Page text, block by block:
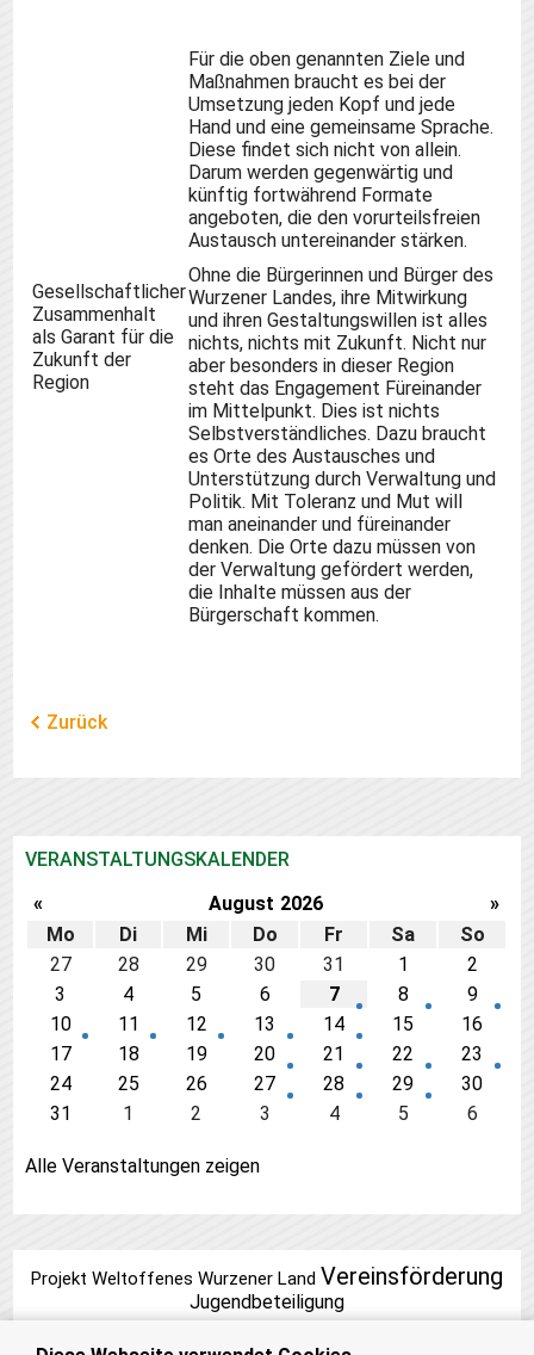
Gesellschaftlicher
Zusammenhalt
alsGarant für die
Zukunft der
Region
Für die oben genannten Ziele und
Maßnahmen braucht es bei der
Umsetzung jeden Kopf und jede
Hand und eine gemeinsame Sprache.
Diese findet sich nicht von allein.
Darum werden gegenwärtig und
künftig fortwährend Formate
angeboten, die den vorurteilsfreien
Austausch untereinander stärken.
Ohne die Bürgerinnen und Bürger des
Wurzener Landes, ihre Mitwirkung
und ihren Gestaltungswillen ist alles
nichts, nichts mit Zukunft. Nicht nur
aber besonders in dieser Region
steht das Engagement Füreinander
im Mittelpunkt. Dies ist nichts
Selbstverständliches. Dazu braucht
es Orte des Austausches und
Unterstützung durch Verwaltung und
Politik. Mit Toleranz und Mutwill
man aneinander und füreinander
denken. Die Orte dazu müssen von
der Verwaltung gefördert werden,
die Inhalte müssen aus der
Bürgerschaft kommen.
Zurück
VERANSTALTUNGSKALENDER
«
August 2026
»
Mo
Di Mi Do Fr Sa
So
27
28 29 30 31 1
2
3
4 5 6 7 8
9
10
11 12 13 14 15
16
17
18 19 20 21 22
23
24
25 26 27 28 29
30
31
1 2 3 4 5 6
Alle Veranstaltungen zeigen
Projekt Weltoffenes Wurzener Land Vereinsförderung
Jugendbeteiligung